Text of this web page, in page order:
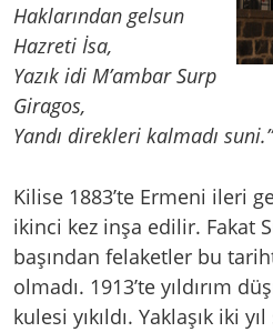
Haklarından gelsun
Hazreti İsa,
Yazık idi M’ambar Surp
Giragos,
Yandı direkleri kalmadı suni.”
Kilise 1883’te Ermeni ileri
ikinci kez inşa edilir. Fakat
başından felaketler bu
olmadı. 1913’te yıldırım
kulesi yıkıldı. Yaklaşık iki